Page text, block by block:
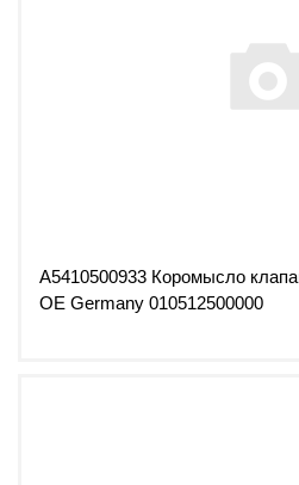
A5410500933 Коромысло
OE Germany 010512500000